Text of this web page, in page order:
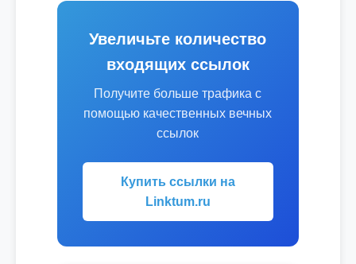
Увеличьте количество
входящих ссылок
Получите больше трафика с
помощью качественных вечных
ссылок
Купить ссылки на
Linktum.ru